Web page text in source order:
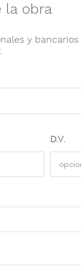
la obra
y
D.V.